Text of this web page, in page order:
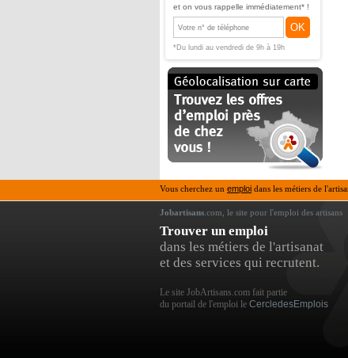
et on vous rappelle immédiatement* !
OK
*Du lundi au vendredi de 9h à 19h
Vous cherchez un emploi dans les métiers de
Jobartisans .com, le site pour l'emploi des artisans
Trouver un emploi
dans les métiers de l'artisanat
et des services qui recrutent.
Le site JobArtisans.com fait partie
du portail de l'emploi le CercledesEmplois